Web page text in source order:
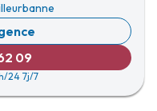
09
24 7j/7